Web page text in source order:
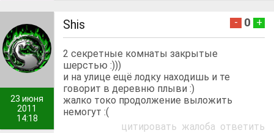
23 июня
2011
14:18
Shis - 0 +
2 секретные комнаты закрытые
шерстью :)))
и на улице ещё лодку находишь и те
говорит в деревню плыви :)
жалко токо продолжение выложить
немогут :(
цитировать жалоба ответить